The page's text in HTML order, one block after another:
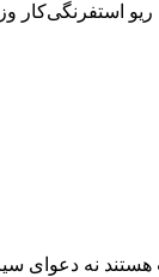
مردم خواهان حل